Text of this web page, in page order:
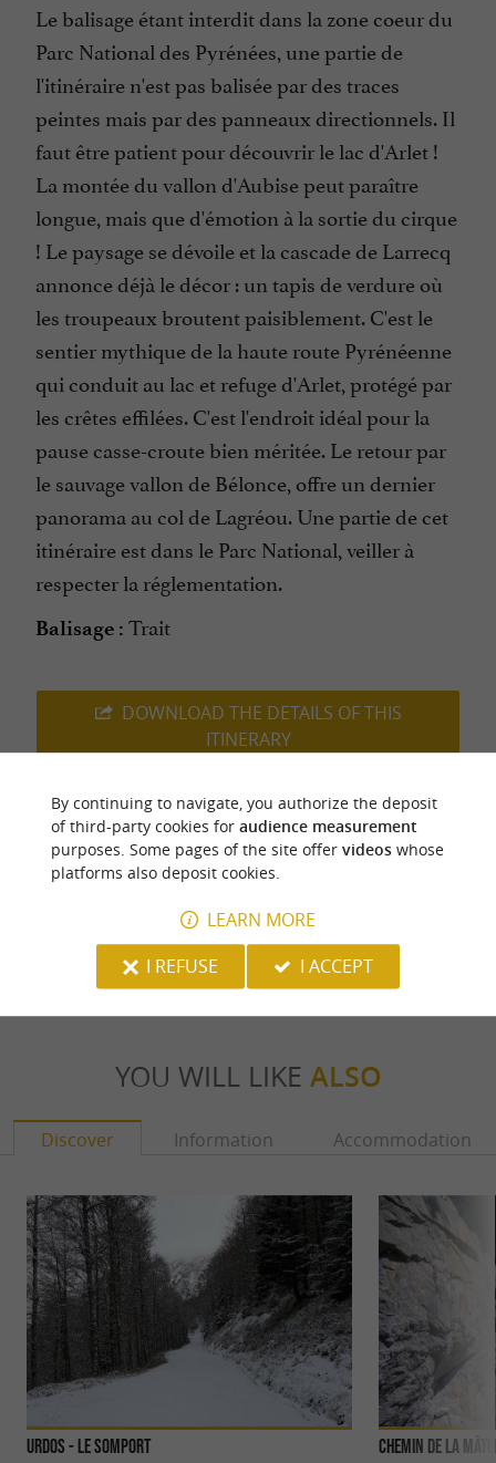
Le balisage étant interdit dans la zone coeur du
Parc National des Pyrénées, une partie de
l'itinéraire n'est pas balisée par des traces
peintes mais par des panneaux directionnels. Il
faut être patient pour découvrir le lac d'Arlet !
La montée du vallon d'Aubise peut paraître
longue, mais que d'émotion à la sortie du cirque
! Le paysage se dévoile et la cascade de Larrecq
annonce déjà le décor : un tapis de verdure où
les troupeaux broutent paisiblement. C'est le
sentier mythique de la haute route Pyrénéenne
qui conduit au lac et refuge d'Arlet, protégé par
les crêtes effilées. C'est l'endroit idéal pour la
pause casse-croute bien méritée. Le retour par
le sauvage vallon de Bélonce, offre un dernier
panorama au col de Lagréou. Une partie de cet
itinéraire est dans le Parc National, veiller à
respecter la réglementation.
Balisage : Trait
DOWNLOAD THE DETAILS OF THIS
ITINERARY
Last update : 22/03/2026 à 09:33:33
Sirtaqui| Communauté de communes
Photo credit :@Sirtaqui Cf. Communauté de communes
YOU WILL LIKE ALSO
Discover Information Accommodation
Urdos - Le Somport Chemin de la
By continuing to navigate, you authorize the deposit
of third-party cookies for audience measurement
purposes. Some pages of the site offer videoswhose
platforms also deposit cookies.
LEARN MORE
I REFUSE
I ACCEPT